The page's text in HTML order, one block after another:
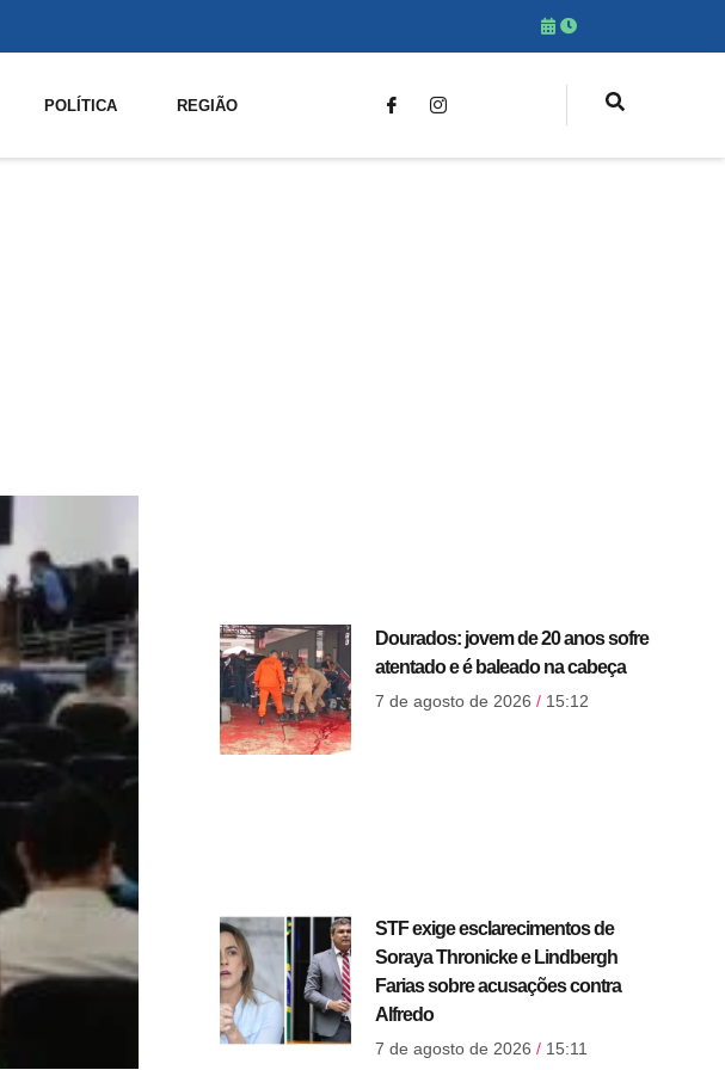
POLÍTICA REGIÃO
Dourados: jovem de 20 anos sofre
atentado e é baleado na cabeça
7 de agosto de 2026 15:12
STF exige esclarecimentos de
Soraya Thronicke e Lindbergh
Farias sobre acusações contra
Alfredo
7 de agosto de 2026 15:11